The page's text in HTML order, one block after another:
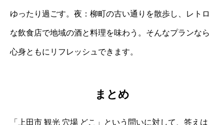
ゆったり過ごす。夜：柳町の古い通りを散歩し、レトロ
な飲食店で地域の酒と料理を味わう。そんなプランなら
心身ともにリフレッシュできます。
まとめ
「上田市 観光 穴場 どこ」という問いに対して、答えは